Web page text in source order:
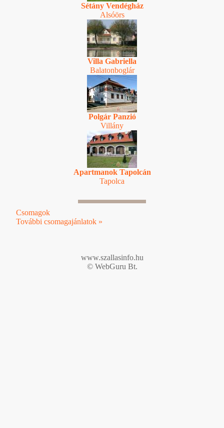
Sétány Vendégház
Alsóörs
Villa Gabriella
Balatonboglár
Polgár Panzió
Villány
Apartmanok Tapolcán
Tapolca
Csomagok
További csomagajánlatok »
www.szallasinfo.hu
© WebGuru Bt.